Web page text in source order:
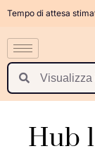
Norsk bokmål
日本語
Polski
Suomi
Português
Tempo di attesa
Hub